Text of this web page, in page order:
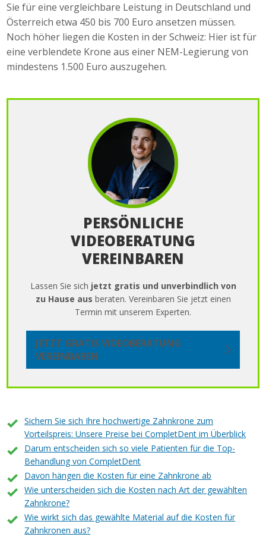
Sie für eine vergleichbare Leistung in Deutschland und
Österreich etwa 450 bis 700 Euro ansetzen müssen.
Noch höher liegen die Kosten in der Schweiz: Hier ist für
eine verblendete Krone aus einer NEM-Legierung von
mindestens 1.500 Euro auszugehen.
PERSÖNLICHE
VIDEOBERATUNG
VEREINBAREN
Lassen Sie sich jetzt gratis und unverbindlich von
zu Hause aus beraten. Vereinbaren Sie jetzt einen
Termin mit unserem Experten.
JETZT GRATIS VIDEOBERATUNG
VEREINBAREN
Sichern Sie sich Ihre hochwertige Zahnkrone zum
Vorteilspreis: Unsere Preise bei CompletDent im Überblick
Darum entscheiden sich so viele Patienten für die Top-
Behandlung von CompletDent
Davon hängen die Kosten für eine Zahnkrone ab
Wie unterscheiden sich die Kosten nach Art der gewählten
Zahnkrone?
Wie wirkt sich das gewählte Material auf die Kosten für
Zahnkronen aus?